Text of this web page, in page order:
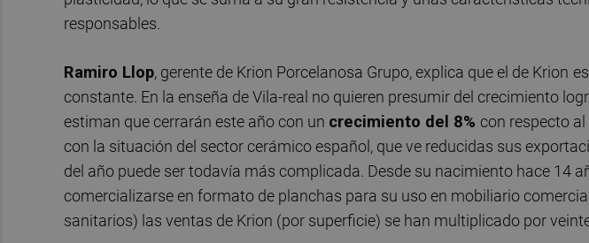
responsables.
Ramiro Llop, gerente de Krion Porcelanosa Grupo, explica que el de Krion
constante. En la enseña de Vila-real no quieren presumir del crecimiento
estiman que cerrarán este año con un crecimiento del 8% con respecto
con la situación del sector cerámico español, que ve reducidas sus
del año puede ser todavía más complicada. Desde su nacimiento hace 14
comercializarse en formato de planchas para su uso en mobiliario
sanitarios) las ventas de Krion (por superficie) se han multiplicado por